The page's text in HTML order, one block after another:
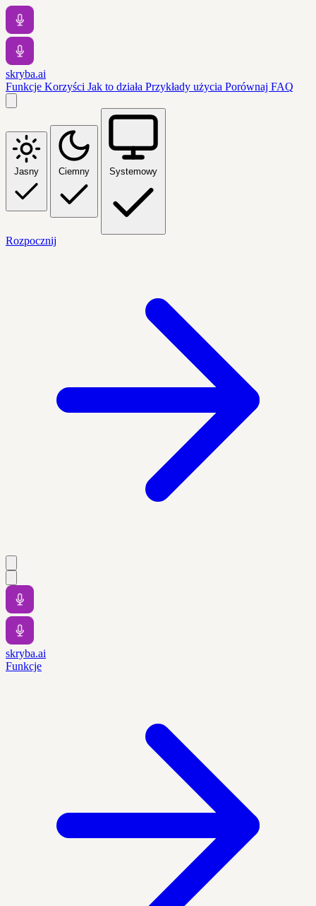
skryba.ai
Funkcje Korzyści Jak to działa Przykłady użycia Porównaj FAQ
Jasny Ciemny Systemowy
Rozpocznij
skryba.ai
Funkcje